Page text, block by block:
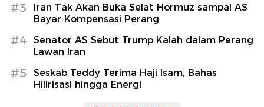
#3
Iran Tak Akan Buka Selat Hormuz sampai AS
Bayar Kompensasi Perang
#4
Senator AS Sebut Trump Kalah dalam Perang
Lawan Iran
#5
Seskab Teddy Terima Haji Isam, Bahas
Hilirisasi hingga Energi